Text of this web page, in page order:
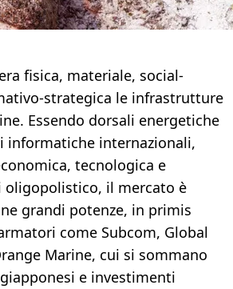
fisica, materiale, social-
strategica le infrastrutture
Essendo dorsali energetiche
informatiche internazionali,
tecnologica e
oligopolistico, il mercato è
grandi potenze, in primis
come Subcom, Global
Marine, cui si sommano
e investimenti